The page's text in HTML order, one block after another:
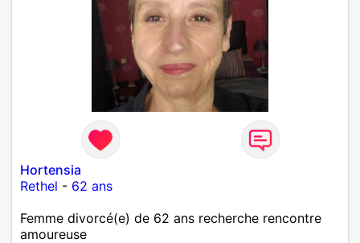
Hortensia
Rethel - 62 ans
Femme divorcé(e) de 62 ans recherche rencontre
amoureuse